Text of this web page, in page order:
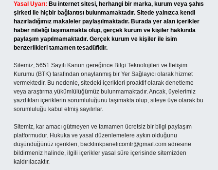
Yasal Uyarı: Bu internet sitesi, herhangi bir marka, kurum veya şahıs
şirketi ile hiçbir bağlantısı bulunmamaktadır. Sitede yalnızca kendi
hazırladığımız makaleler paylaşılmaktadır. Burada yer alan içerikler
haber niteliği taşımamakta olup, gerçek kurum ve kişiler hakkında
paylaşım yapılmamaktadır. Gerçek kurum ve kişiler ile isim
benzerlikleri tamamen tesadüfidir.
Sitemiz, 5651 Sayılı Kanun gereğince Bilgi Teknolojileri ve İletişim
Kurumu (BTK) tarafından onaylanmış bir Yer Sağlayıcı olarak hizmet
vermektedir. Bu nedenle, sitedeki içerikleri proaktif olarak denetleme
veya araştırma yükümlülüğümüz bulunmamaktadır. Ancak, üyelerimiz
yazdıkları içeriklerin sorumluluğunu taşımakta olup, siteye üye olarak bu
sorumluluğu kabul etmiş sayılırlar.
Sitemiz, kar amacı gütmeyen ve tamamen ücretsiz bir bilgi paylaşım
platformudur. Hukuka ve yasal düzenlemelere aykırı olduğunu
düşündüğünüz içerikleri, backlinkpanelicomtr@gmail.com adresine
bildirmeniz halinde, ilgili içerikler yasal süre içerisinde sitemizden
kaldırılacaktır.